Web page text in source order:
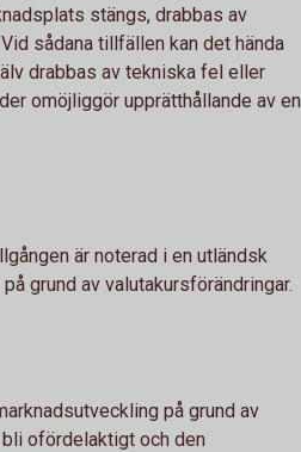
stängs, drabbas av
sådana tillfällen kan det hända
drabbas av tekniska fel eller
omöjliggör upprätthållande av en
är noterad i en utländsk
grund av valutakursförändringar.
på grund av
ofördelaktigt och den